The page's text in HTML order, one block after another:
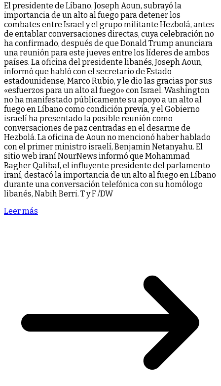
El presidente de Líbano, Joseph Aoun, subrayó la
importancia de un alto al fuego para detener los
combates entre Israel y el grupo militante Hezbolá, antes
de entablar conversaciones directas, cuya celebración no
ha confirmado, después de que Donald Trump anunciara
una reunión para este jueves entre los líderes de ambos
países. La oficina del presidente libanés, Joseph Aoun,
informó que habló con el secretario de Estado
estadounidense, Marco Rubio, y le dio las gracias por sus
«esfuerzos para un alto al fuego» con Israel. Washington
no ha manifestado públicamente su apoyo a un alto al
fuego en Líbano como condición previa, y el Gobierno
israelí ha presentado la posible reunión como
conversaciones de paz centradas en el desarme de
Hezbolá. La oficina de Aoun no mencionó haber hablado
con el primer ministro israelí, Benjamin Netanyahu. El
sitio web iraní NourNews informó que Mohammad
Bagher Qalibaf, el influyente presidente del parlamento
iraní, destacó la importancia de un alto al fuego en Líbano
durante una conversación telefónica con su homólogo
libanés, Nabih Berri. T y F /DW
Leer más